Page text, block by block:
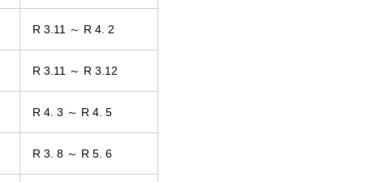
R 3.11 ～ R 4. 2
R 3.11 ～ R 3.12
R 4. 3 ～ R 4. 5
R 3. 8 ～ R 5. 6